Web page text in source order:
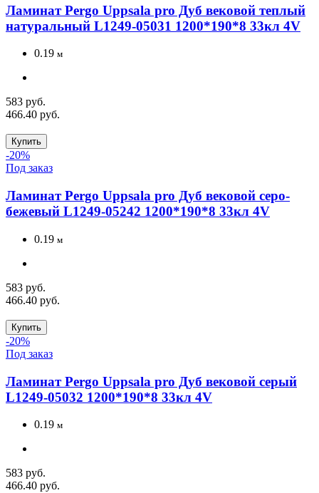
Ламинат Pergo Uppsala pro Дуб вековой теплый
натуральный L1249-05031 1200*190*8 33кл 4V
0.19 м
583 руб.
466.40 руб.
Купить
-20%
Под заказ
Ламинат Pergo Uppsala pro Дуб вековой серо-
бежевый L1249-05242 1200*190*8 33кл 4V
0.19 м
583 руб.
466.40 руб.
Купить
-20%
Под заказ
Ламинат Pergo Uppsala pro Дуб вековой серый
L1249-05032 1200*190*8 33кл 4V
0.19 м
583 руб.
466.40 руб.